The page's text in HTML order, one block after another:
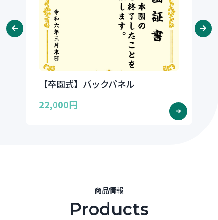
【卒園式】バックパネル
22,000円
商品情報
Products